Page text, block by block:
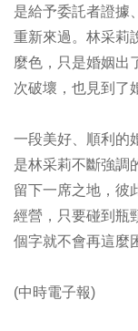
是給予委託者證據
重新來過。林采莉
麼色，只是婚姻出
次破壞，也見到了
一段美好、順利的
是林采莉不斷強調
留下一席之地，彼
經營，只要碰到瓶
個字就不會再這麼
(中時電子報)